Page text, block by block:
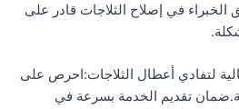
الخبراء في إصلاح الثلاجات قادر على
لتفادي أعطال الثلاجات:احرص على
تقديم الخدمة بسرعة في